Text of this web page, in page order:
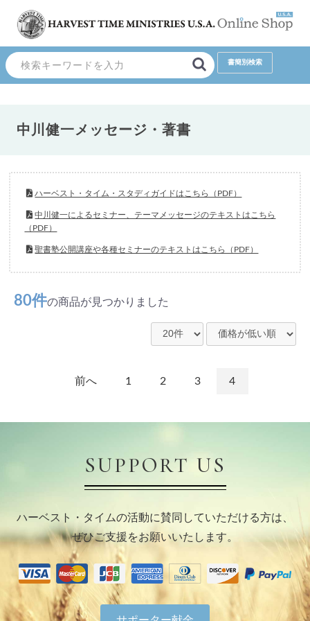
中川健一メッセージ・著書
ハーベスト・タイム・スタディガイドはこちら（PDF）
中川健一によるセミナー、テーマメッセージのテキストはこちら
（PDF）
聖書塾公開講座や各種セミナーのテキストはこちら（PDF）
80件の商品が見つかりました
前へ 1 2 3 4
SUPPORT US
ハーベスト・タイムの活動に賛同していただける方は、
ぜひご支援をお願いいたします。